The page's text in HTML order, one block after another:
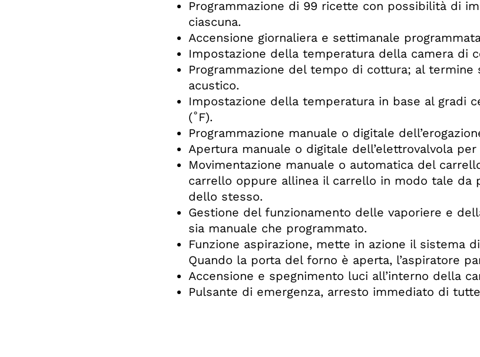
Programmazione di 99 ricette con possibilità di
ciascuna.
Accensione giornaliera e settimanale
Impostazione della temperatura della camera di
Programmazione del tempo di cottura; al termine
acustico.
Impostazione della temperatura in base al gradi
(˚F).
Programmazione manuale o digitale
Apertura manuale o digitale dell’elettrovalvola per
Movimentazione manuale o automatica del
carrello oppure allinea il carrello in modo tale da
dello stesso.
Gestione del funzionamento delle vaporiere e
sia manuale che programmato.
Funzione aspirazione, mette in azione il sistema
Quando la porta del forno è aperta, l’aspiratore
Accensione e spegnimento luci all’interno della
Pulsante di emergenza, arresto immediato di